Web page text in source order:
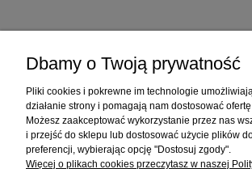
Dbamy o Twoją prywatność
Pliki cookies i pokrewne im technologie
działanie strony i pomagają nam dostosować
Możesz zaakceptować wykorzystanie przez nas
i przejść do sklepu lub dostosować użycie plików
preferencji, wybierając opcję "Dostosuj zgody".
Więcej o plikach cookies przeczytasz w naszej